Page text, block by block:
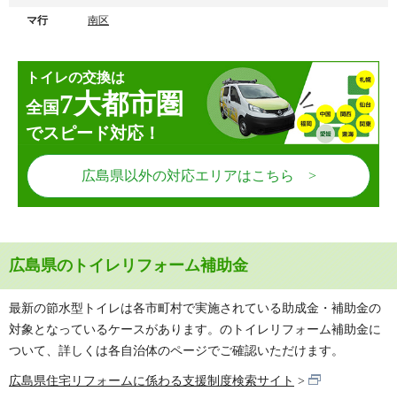
マ行 南区
トイレの交換は
全国7大都市圏
でスピード対応！
広島県以外の対応エリアはこちら >
広島県のトイレリフォーム補助金
最新の節水型トイレは各市町村で実施されている助成金・補助金の
対象となっているケースがあります。のトイレリフォーム補助金に
ついて、詳しくは各自治体のページでご確認いただけます。
広島県住宅リフォームに係わる支援制度検索サイト